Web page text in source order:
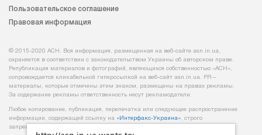
Пользовательское соглашение
Правовая информация
© 2015-2020 АСН. Вся информация, размещенная на веб-сайте asn.in.ua,
охраняется в соответствии с законодательством Украины об авторском праве.
Републикация материалов и фотографий, являющихся собственностью «АСН»,
сопровождается кликабельной гиперссылкой на веб-сайт asn.іn.ua. PR –
материалы, которые отмечены этим знаком, размещены на правах рекламы.
За содержание рекламы ответственность несут рекламодатели.
Любое копирование, публикация, перепечатка или следующее распространение
информации, содержащей ссылку на «Интерфакс-Украина», строго
запрещается.